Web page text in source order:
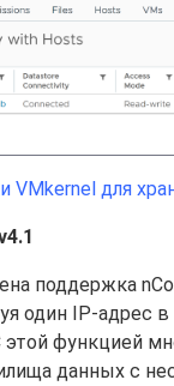
VMkernel для
поддержка
один IP-адрес
этой функцией
данных с